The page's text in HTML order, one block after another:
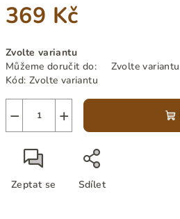
369 Kč
cena:
Zvolte variantu
Můžeme doručit do:
Zvolte variantu
Kód: Zvolte variantu
+
−
Zeptat se Sdílet